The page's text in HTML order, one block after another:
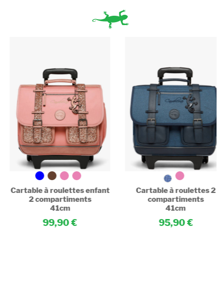
Cartable à roulettes enfant
2 compartiments
41cm
99,90
Cartable à roulettes 2
compartiments
41cm
95,90